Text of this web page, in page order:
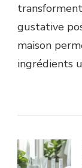
gustative
maison
ingrédients